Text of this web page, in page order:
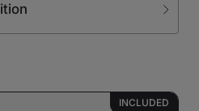
INCLUDED